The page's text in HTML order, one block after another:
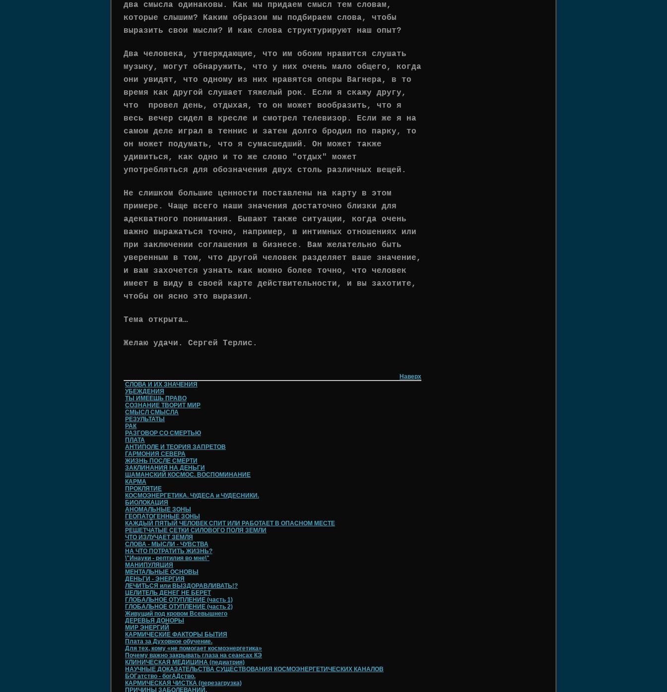
два смысла одинаковы. Как мы придаем смысл тем словам,
которые слышим? Каким образом мы подбираем слова, чтобы
выразить свои мысли? И как слова структурируют наш опыт?
Два человека, утверждающие, что им обоим нравится слушать
музыку, могут обнаружить, что у них очень мало общего, когда
они увидят, что одному из них нравятся оперы Вагнера, в то
время как другой слушает тяжелый рок. Если я скажу другу,
что провел день, отдыхая, то он может вообразить, что я
весь вечер сидел в кресле и смотрел телевизор. Если же я на
самом деле играл в теннис и затем долго бродил по парку, то
он может подумать, что я сумасшедший. Он может также
удивиться, как одно и то же слово "отдых" может
употребляться для обозначения двух столь различных вещей.
Не слишком большие ценности поставлены на карту в этом
примере. Чаще всего наши значения достаточно близки для
адекватного понимания. Бывают также ситуации, когда очень
важно выражаться точно, например, в интимных отношениях или
при заключении соглашения в бизнесе. Вам желательно быть
уверенным в том, что другой человек разделяет ваше значение,
и вам захочется узнать как можно более точно, что человек
имеет в виду в своей карте действительности, и вы захотите,
чтобы он ясно это выразил.
Тема открыта…
Желаю удачи. Сергей Терлис.
Наверх
СЛОВА И ИХ ЗНАЧЕНИЯ
УБЕЖДЕНИЯ
ТЫ ИМЕЕШЬ ПРАВО
СОЗНАНИЕ ТВОРИТ МИР
СМЫСЛ СМЫСЛА
РЕЗУЛЬТАТЫ
РАК
РАЗГОВОР СО СМЕРТЬЮ
ПЛАТА
АНТИПОЛЕ И ТЕОРИЯ ЗАПРЕТОВ
ГАРМОНИЯ СЕВЕРА
ЖИЗНЬ ПОСЛЕ СМЕРТИ
ЗАКЛИНАНИЯ НА ДЕНЬГИ
ШАМАНСКИЙ КОСМОС. ВОСПОМИНАНИЕ
КАРМА
ПРОКЛЯТИЕ
КОСМОЭНЕРГЕТИКА. ЧУДЕСА и ЧУДЕСНИКИ.
БИОЛОКАЦИЯ
АНОМАЛЬНЫЕ ЗОНЫ
ГЕОПАТОГЕННЫЕ ЗОНЫ
КАЖДЫЙ ПЯТЫЙ ЧЕЛОВЕК СПИТ ИЛИ РАБОТАЕТ В ОПАСНОМ МЕСТЕ
РЕШЕТЧАТЫЕ СЕТКИ СИЛОВОГО ПОЛЯ ЗЕМЛИ
ЧТО ИЗЛУЧАЕТ ЗЕМЛЯ
СЛОВА - МЫСЛИ - ЧУВСТВА
НА ЧТО ПОТРАТИТЬ ЖИЗНЬ?
\"Инауки - рептилия во мне\"
МАНИПУЛЯЦИЯ
МЕНТАЛЬНЫЕ ОСНОВЫ
ДЕНЬГИ - ЭНЕРГИЯ
ЛЕЧИТЬСЯ или ВЫЗДОРАВЛИВАТЬ!?
ЦЕЛИТЕЛЬ ДЕНЕГ НЕ БЕРЕТ
ГЛОБАЛЬНОЕ ОТУПЛЕНИЕ (часть 1)
ГЛОБАЛЬНОЕ ОТУПЛЕНИЕ (часть 2)
Живущий под кровом Всевышнего
ДЕРЕВЬЯ ДОНОРЫ
МИР ЭНЕРГИЙ
КАРМИЧЕСКИЕ ФАКТОРЫ БЫТИЯ
Плата за Духовное обучение.
Для тех, кому «не помогает космоэнергетика»
Почему важно закрывать глаза на сеансах КЭ
КЛИНИЧЕСКАЯ МЕДИЦИНА (педиатрия)
НАУЧНЫЕ ДОКАЗАТЕЛЬСТВА СУЩЕСТВОВАНИЯ КОСМОЭНЕРГЕТИЧЕСКИХ КАНАЛОВ
БОГатство - богАДство.
КАРМИЧЕСКАЯ ЧИСТКА (перезагрузка)
ПРИЧИНЫ ЗАБОЛЕВАНИЙ.